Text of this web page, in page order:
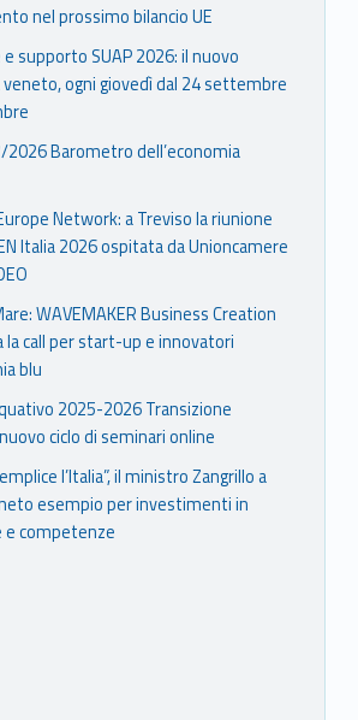
nel prossimo bilancio UE
supporto SUAP 2026: il nuovo
ogni giovedì dal 24 settembre
2026 Barometro dell’economia
Network: a Treviso la riunione
Italia 2026 ospitata da Unioncamere
WAVEMAKER Business Creation
la call per start-up e innovatori
blu
2025-2026 Transizione
ciclo di seminari online
l’Italia”, il ministro Zangrillo a
esempio per investimenti in
e competenze